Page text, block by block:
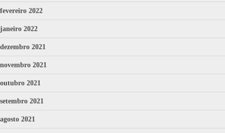
fevereiro 2022
janeiro 2022
dezembro 2021
novembro 2021
outubro 2021
setembro 2021
agosto 2021